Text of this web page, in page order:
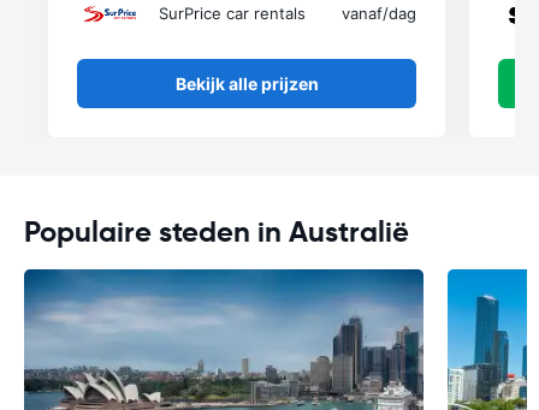
SurPrice car rentals vanaf/dag
Bekijk alle prijzen
Populaire steden in Australië